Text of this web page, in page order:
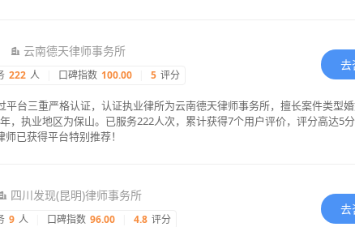
云南德天律师事务所
222 人 口碑指数 100.00 5 评分
去
平台三重严格认证，认证执业律所为云南德天律师事务所，擅长案件类型
，执业地区为保山。已服务222人次，累计获得7个用户评价，评分高达5
已获得平台特别推荐！
四川发现(昆明)律师事务所
9 人 口碑指数 96.00 4.8 评分
去